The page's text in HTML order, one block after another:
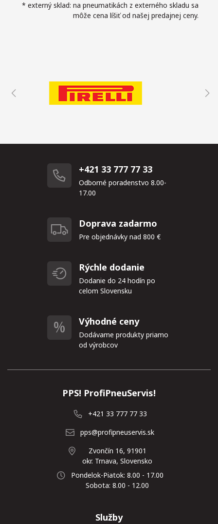
* externý sklad: na pneumatikách z externého skladu sa
môže cena líšiť od našej predajnej ceny.
+421 33 777 77 33
Odborné poradenstvo 8.00-
17.00
Doprava zadarmo
Pre objednávky nad 800 €
Rýchle dodanie
Dodanie do 24 hodín po
celom Slovensku
Výhodné ceny
Dodávame produkty priamo
od výrobcov
PPS! ProfiPneuServis!
+421 33 777 77 33
pps@profipneuservis.sk
Zvončín 16, 91901
okr. Trnava, Slovensko
Pondelok-Piatok: 8.00 - 17.00
Sobota: 8.00 - 12.00
Služby